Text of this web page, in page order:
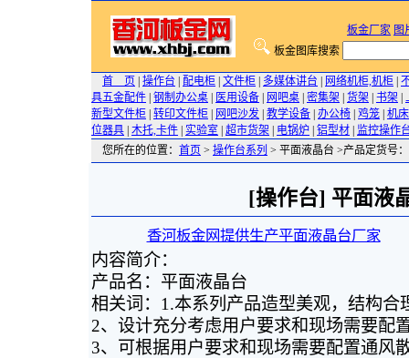
板金厂家 图
板金图库搜索
首 页 操作台 配电柜 文件柜 多媒体讲台 网络机柜,机柜
具五金配件 钢制办公桌 医用设备 网吧桌 密集架 货架 书架
新型文件柜 转印文件柜 网吧沙发 教学设备 办公椅 鸡笼 机
位器具 木托,卡件 实验室 超市货架 电锅炉 铝型材
监控操作
您所在的位置： 首页 > 操作台系列 > 平面液晶台 >产品定货号：
[操作台] 平面液
香河板金网提供生产平面液晶台厂家
内容简介：
产品名：平面液晶台
相关词：1.本系列产品造型美观，结构合
2、设计充分考虑用户要求和现场需要配
3、可根据用户要求和现场需要配置通风